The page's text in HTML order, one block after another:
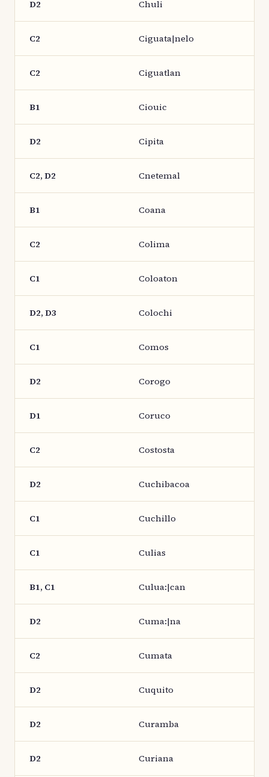
D2 Chuli
C2 Ciguata|nelo
C2 Ciguatlan
B1 Ciouic
D2 Cipita
C2, D2 Cnetemal
B1 Coana
C2 Colima
C1 Coloaton
D2, D3 Colochi
C1 Comos
D2 Corogo
D1 Coruco
C2 Costosta
D2 Cuchibacoa
C1 Cuchillo
C1 Culias
B1, C1 Culua:|can
D2 Cuma:|na
C2 Cumata
D2 Cuquito
D2 Curamba
D2 Curiana